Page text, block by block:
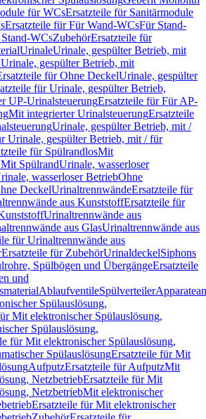
für WCsErsatzteile für Sanitärmodule
Ersatzteile für Für Wand-WCsFür Stand-
WCsZubehörErsatzteile für
UrinaleUrinale, gespülter Betrieb, mit
gespülter Betrieb, mit
für Ohne DeckelUrinale, gespülter
für Urinale, gespülter Betrieb,
UP-UrinalsteuerungErsatzteile für Für AP-
Mit integrierter UrinalsteuerungErsatzteile
Urinale, gespülter Betrieb, mit /
Urinale, gespülter Betrieb, mit / für
für SpülrandlosMit
SpülrandUrinale, wasserloser
wasserloser BetriebOhne
DeckelUrinaltrennwändeErsatzteile für
aus KunststoffErsatzteile für
Urinaltrennwände aus
aus GlasUrinaltrennwände aus
für Urinaltrennwände aus
Ersatzteile für ZubehörUrinaldeckelSiphons
Spülbögen und ÜbergängeErsatzteile
und
AblaufventileSpülverteiler
Spülauslösung,
Mit elektronischer Spülauslösung,
Spülauslösung,
für Mit elektronischer Spülauslösung,
SpülauslösungErsatzteile für Mit
AufputzErsatzteile für AufputzMit
NetzbetriebErsatzteile für Mit
NetzbetriebMit elektronischer
Ersatzteile für Mit elektronischer